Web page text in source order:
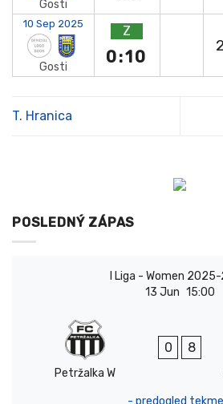
Gosti
10 Sep 2025
Gosti
Z
0:10
2
T. Hranica
POSLEDNÝ ZÁPAS
I Liga - Women
13 Jun 15:00
Petržalka W
0 8